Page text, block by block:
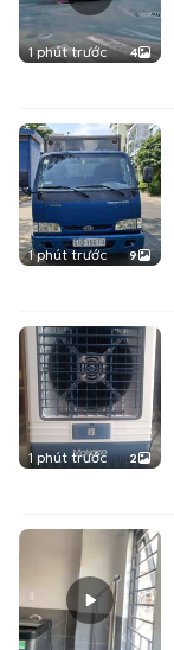
1 phút trước 4
1 phút trước 9
1 phút trước 2